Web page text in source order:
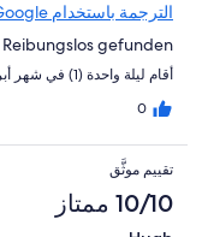
الترجمة باستخدام Google
Reibungslos gefunden
أقام ليلة واحدة (1) في شهر أبريل عام 2026
0
تقييم موثَّق
10/10 ممتاز